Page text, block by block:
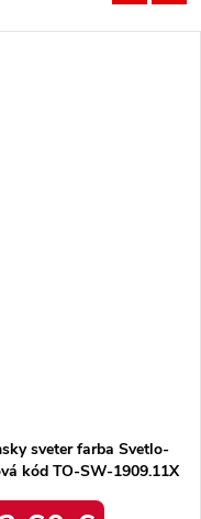
sveter farba Svetlo-
kód TO-SW-1909.11X